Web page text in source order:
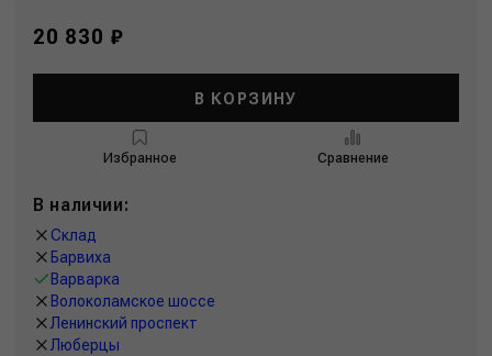
20 830 ₽
В КОРЗИНУ
Избранное Сравнение
В наличии:
Склад
Барвиха
Варварка
Волоколамское шоссе
Ленинский проспект
Люберцы